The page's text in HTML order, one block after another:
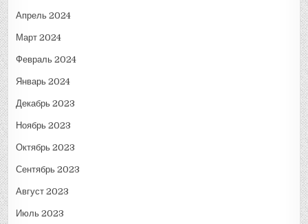
Апрель 2024
Март 2024
Февраль 2024
Январь 2024
Декабрь 2023
Ноябрь 2023
Октябрь 2023
Сентябрь 2023
Август 2023
Июль 2023